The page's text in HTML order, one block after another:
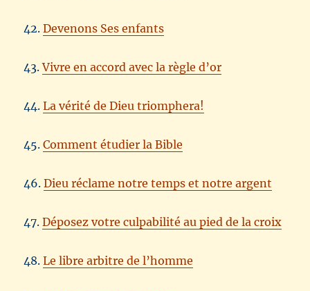
42.Devenons Ses enfants
43.Vivre en accord avec la règle d’or
44.La vérité de Dieu triomphera!
45.Comment étudier la Bible
46.Dieu réclame notre temps et notre argent
47.Déposez votre culpabilité au pied de la croix
48.Le libre arbitre de l’homme